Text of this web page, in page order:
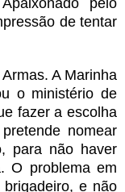
de tentar
A Marinha
o ministério de
fazer a escolha
nomear
para não haver
O problema em
e não